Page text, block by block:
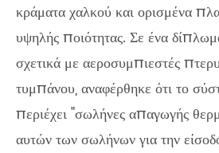
κράματα χαλκού και ορισμένα
υψηλής ποιότητας. Σε ένα
σχετικά με αεροσυμπιεστές
τυμπάνου, αναφέρθηκε ότι το
περιέχει "σωλήνες απαγωγής
αυτών των σωλήνων για την